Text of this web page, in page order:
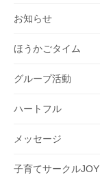
お知らせ
ほうかごタイム
グループ活動
ハートフル
メッセージ
子育てサークルJOY